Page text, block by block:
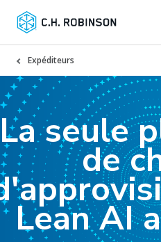
Expéditeurs
La seule
de
Lean AI